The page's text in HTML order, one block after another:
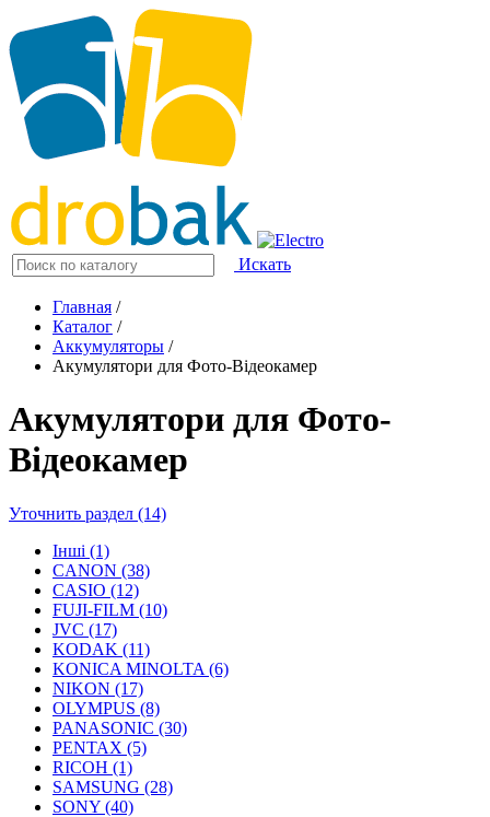
Искать
Главная /
Каталог /
Аккумуляторы /
Акумулятори для Фото-Відеокамер
Акумулятори для Фото-
Відеокамер
Уточнить раздел (14)
Інші (1)
CANON (38)
CASIO (12)
FUJI-FILM (10)
JVC (17)
KODAK (11)
KONICA MINOLTA (6)
NIKON (17)
OLYMPUS (8)
PANASONIC (30)
PENTAX (5)
RICOH (1)
SAMSUNG (28)
SONY (40)